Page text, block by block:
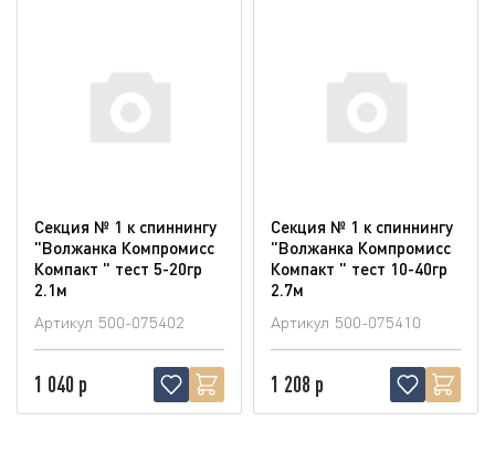
Секция № 1 к спиннингу
"Волжанка Компромисс
Компакт " тест 5-20гр
2.1м
Артикул 500-075402
1 040 р
Секция № 1 к спиннингу
"Волжанка Компромисс
Компакт " тест 10-40гр
2.7м
Артикул 500-075410
1 208 р